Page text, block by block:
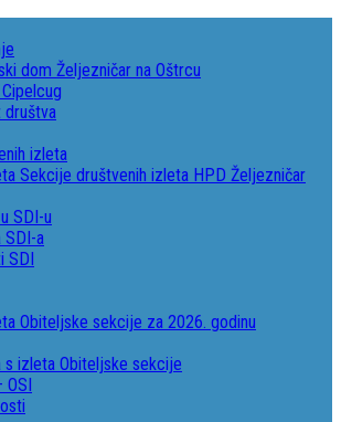
dom Željezničar na Oštrcu
društva
izleta
Sekcije društvenih izleta HPD Željezničar
SDI-u
SDI-a
SDI
Obiteljske sekcije za 2026. godinu
s izleta Obiteljske sekcije
OSI